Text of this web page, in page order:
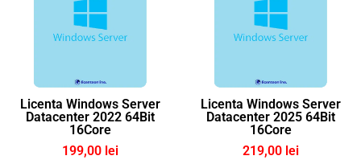
Licenta Windows Server
Datacenter 2022 64Bit
16Core
199,00 lei
Licenta Windows Server
Datacenter 2025 64Bit
16Core
219,00 lei